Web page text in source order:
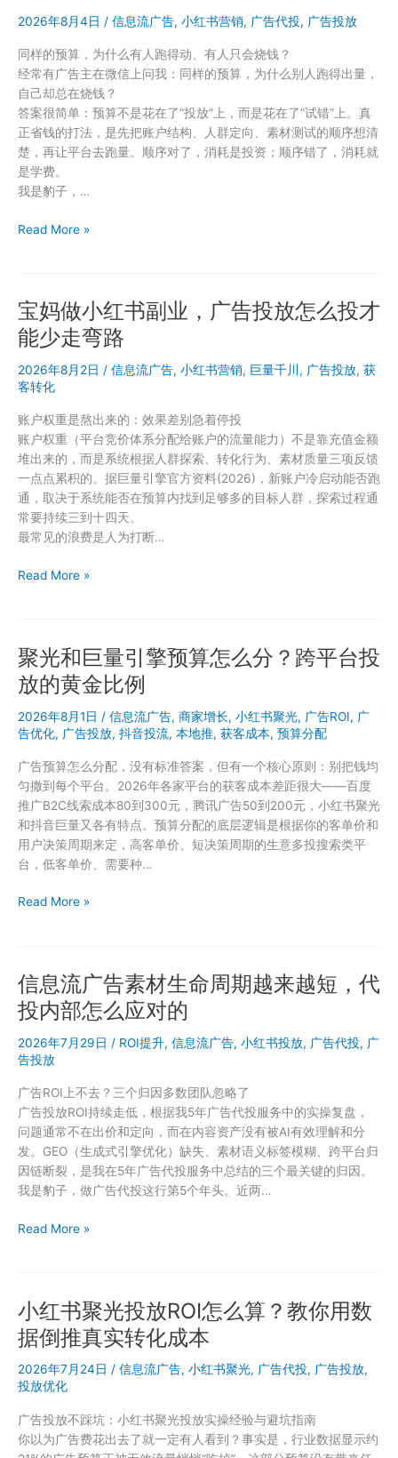
一
减
线：
90
天
内
ROI
变
化
规
拆
2026年8月4日 / 信息流广告, 小红书营销, 广告代投, 广告投放
同样的预算，为什么有人跑得动、有人只会烧钱？
经常有广告主在微信上问我：同样的预算，为什么别人跑得出量，
自己却总在烧钱？
答案很简单：预算不是花在了”投放”上，而是花在了”试错”上。真
正省钱的打法，是先把账户结构、人群定向、素材测试的顺序想清
楚，再让平台去跑量。顺序对了，消耗是投资；顺序错了，消耗就
是学费。
我是豹子，…
小
草
笔
记
和
广
投
放
怎
么
配
合，
转
才
Read More »
宝妈做小红书副业，广告投放怎么投才
能少走弯路
2026年8月2日 / 信息流广告, 小红书营销, 巨量千川 , 广告投放, 获
客转化
账户权重是熬出来的：效果差别急着停投
账户权重（平台竞价体系分配给账户的流量能力）不是靠充值金额
堆出来的，而是系统根据人群探索、转化行为、素材质量三项反馈
一点点累积的。据巨量引擎官方资料(2026)，新账户冷启动能否跑
通，取决于系统能否在预算内找到足够多的目标人群，探索过程通
常要持续三到十四天。
最常见的浪费是人为打断…
宝
红
书
副
业，
广
投
放
怎
么
投
才
少
Read More »
聚光和巨量引擎预算怎么分？跨平台投
放的黄金比例
2026年8月1日 / 信息流广告, 商家增长, 小红书聚光, 广告ROI, 广
告优化, 广告投放, 抖音投流, 本地推, 获客成本, 预算分配
广告预算怎么分配，没有标准答案，但有一个核心原则：别把钱均
匀撒到每个平台。2026年各家平台的获客成本差距很大——百度
推广B2C线索成本80到300元，腾讯广告50到200元，小红书聚光
和抖音巨量又各有特点。预算分配的底层逻辑是根据你的客单价和
用户决策周期来定，高客单价、短决策周期的生意多投搜索类平
台，低客单价、需要种…
聚
量
引
擎
预
算
么
分？
跨
平
台
投
的
例
Read More »
信息流广告素材生命周期越来越短，代
投内部怎么应对的
2026年7月29日 / ROI提升, 信息流广告, 小红书投放, 广告代投, 广
告投放
广告ROI上不去？三个归因多数团队忽略了
广告投放ROI持续走低，根据我5年广告代投服务中的实操复盘，
问题通常不在出价和定向，而在内容资产没有被AI有效理解和分
发。GEO（生成式引擎优化）缺失、素材语义标签模糊、跨平台归
因链断裂，是我在5年广告代投服务中总结的三个最关键的归因。
我是豹子，做广告代投这行第5个年头。近两…
信
告
素
材
生
命
期
越
Read More »
小红书聚光投放ROI怎么算？教你用数
据倒推真实转化成本
2026年7月24日 / 信息流广告, 小红书聚光, 广告代投, 广告投放,
投放优化
广告投放不踩坑：小红书聚光投放实操经验与避坑指南
你以为广告费花出去了就一定有人看到？事实是，行业数据显示约